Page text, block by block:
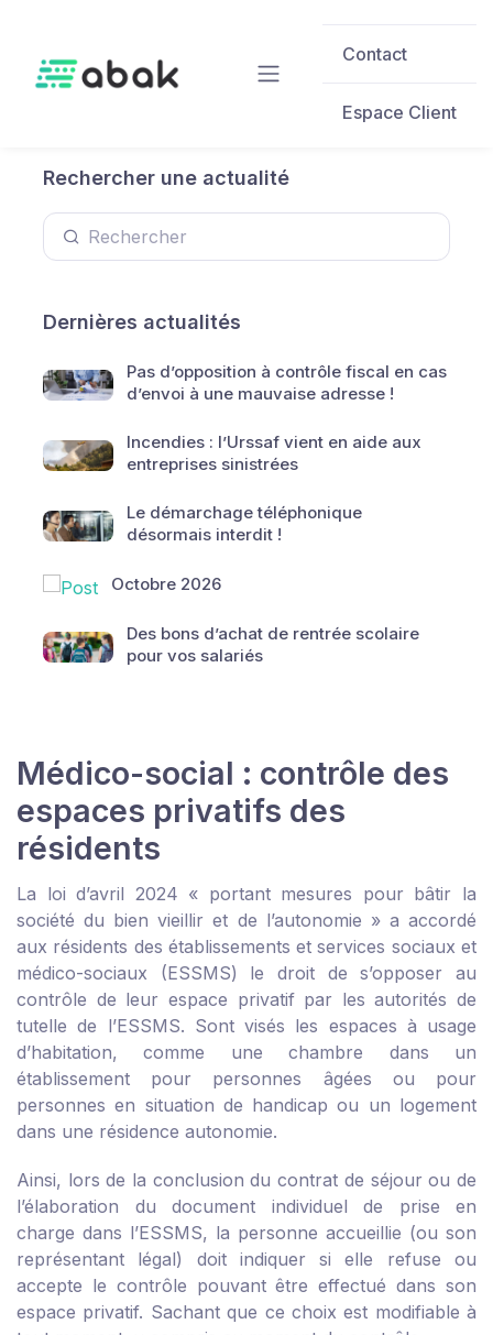
Contact
Espace Client
Rechercher une actualité
Dernières actualités
Pas d’opposition à contrôle fiscal en cas
d’envoi à une mauvaise adresse !
Incendies : l’Urssaf vient en aide aux
entreprises sinistrées
Le démarchage téléphonique
désormais interdit !
Octobre 2026
Des bons d’achat de rentrée scolaire
pour vos salariés
Médico-social : contrôle des
espaces privatifs des
résidents
La loi d’avril 2024 « portant mesures pour bâtir la
société du bien vieillir et de l’autonomie » a accordé
aux résidents des établissements et services sociaux et
médico-sociaux (ESSMS) le droit de s’opposer au
contrôle de leur espace privatif par les autorités de
tutelle de l’ESSMS. Sont visés les espaces à usage
d’habitation, comme une chambre dans un
établissement pour personnes âgées ou pour
personnes en situation de handicap ou un logement
dans une résidence autonomie.
Ainsi, lors de la conclusion du contrat de séjour ou de
l’élaboration du document individuel de prise en
charge dans l’ESSMS, la personne accueillie (ou son
représentant légal) doit indiquer si elle refuse ou
accepte le contrôle pouvant être effectué dans son
espace privatif. Sachant que ce choix est modifiable à